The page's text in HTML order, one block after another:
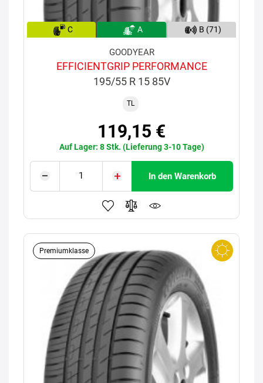
C A B (71)
GOODYEAR
EFFICIENTGRIP PERFORMANCE
195/55 R 15 85V
TL
119,15 €
Auf Lager: 8 Stk. (Lieferung 3-10 Tage)
In den Warenkorb
Premiumklasse